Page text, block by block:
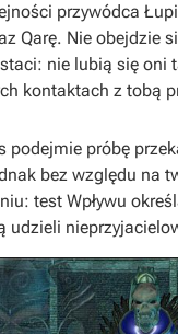
przywódca
Qarę. Nie obejdzie
nie lubią się oni
kontaktach z tobą
podejmie próbę
bez względu na
test Wpływu
udzieli